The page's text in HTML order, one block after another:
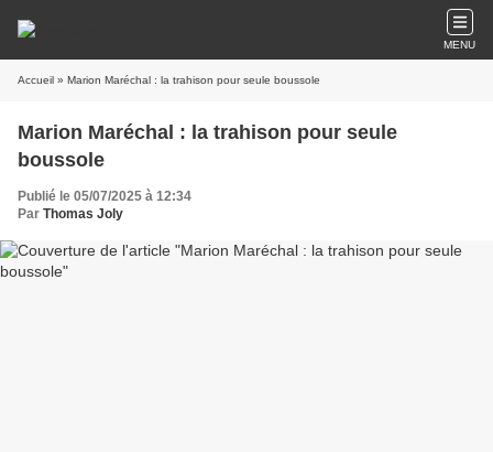
MENU
Accueil » Marion Maréchal : la trahison pour seule boussole
Marion Maréchal : la trahison pour seule
boussole
Publié le 05/07/2025 à 12:34
Par Thomas Joly